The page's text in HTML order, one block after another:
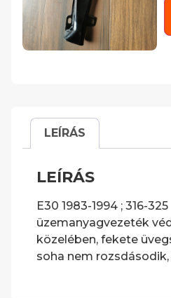
LEÍRÁS
LEÍRÁS
E30 1983-1994 ; 316-325
üzemanyagvezeték
közelében, fekete
soha nem